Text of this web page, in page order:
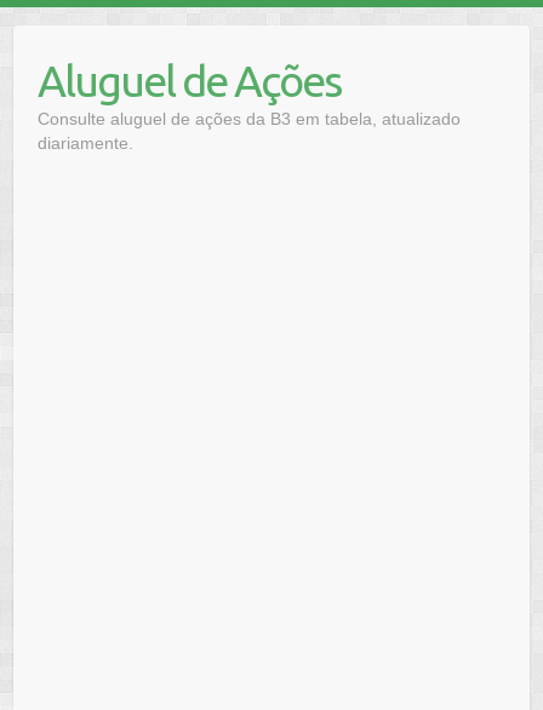
contentAluguel de Ações
Consulte aluguel de ações da B3 em tabela, atualizado
diariamente.